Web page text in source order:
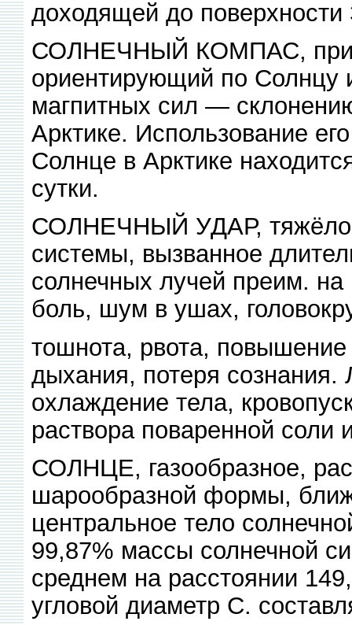
доходящей до
СОЛНЕЧНЫЙ КОМПАС,
ориентирующий по Солнцу
магпитных сил —
Арктике. Использование
Солнце в Арктике
сутки.
СОЛНЕЧНЫЙ УДАР,
системы, вызванное
солнечных лучей преим. на
боль, шум в ушах,
тошнота, рвота,
дыхания, потеря сознания.
охлаждение тела,
раствора поваренной соли
СОЛНЦЕ, газообразное,
шарообразной формы,
центральное тело
99,87% массы солнечной
среднем на расстоянии
угловой диаметр С.